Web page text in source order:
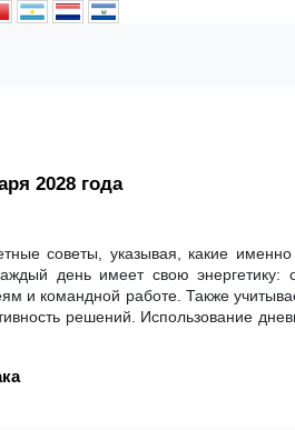
2028 года
советы, указывая, какие
день имеет свою энергетику:
и командной работе. Также
решений. Использование